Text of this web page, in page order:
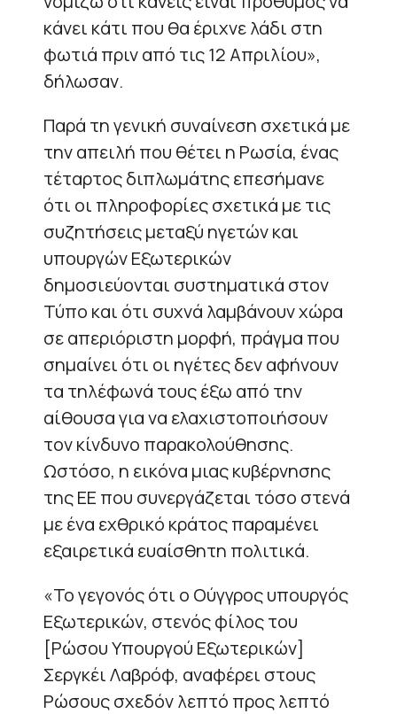
κάνει κάτι που θα έριχνε λάδι στη
φωτιά πριν από τις 12 Απριλίου»,
δήλωσαν.
Παρά τη γενική συναίνεση σχετικά με
την απειλή που θέτει η Ρωσία, ένας
τέταρτος διπλωμάτης επεσήμανε
ότι οι πληροφορίες σχετικά με τις
συζητήσεις μεταξύ ηγετών και
υπουργών Εξωτερικών
δημοσιεύονται συστηματικά στον
Τύπο και ότι συχνά λαμβάνουν χώρα
σε απεριόριστη μορφή, πράγμα που
σημαίνει ότι οι ηγέτες δεν αφήνουν
τα τηλέφωνά τους έξω από την
αίθουσα για να ελαχιστοποιήσουν
τον κίνδυνο παρακολούθησης.
Ωστόσο, η εικόνα μιας κυβέρνησης
της ΕΕ που συνεργάζεται τόσο στενά
με ένα εχθρικό κράτος παραμένει
εξαιρετικά ευαίσθητη πολιτικά.
«Το γεγονός ότι ο Ούγγρος υπουργός
Εξωτερικών, στενός φίλος του
[Ρώσου Υπουργού Εξωτερικών]
Σεργκέι Λαβρόφ, αναφέρει στους
Ρώσους σχεδόν λεπτό προς λεπτό